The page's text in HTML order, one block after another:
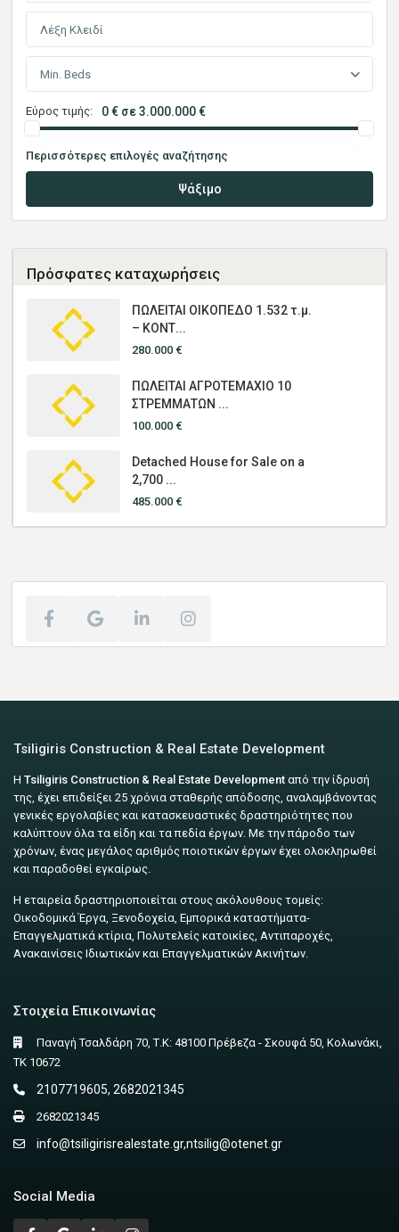
Min. Beds
Εύρος τιμής: 0 € σε 3.000.000 €
Περισσότερες επιλογές αναζήτησης
Ψάξιμο
Πρόσφατες καταχωρήσεις
ΠΩΛΕΙΤΑΙ ΟΙΚΟΠΕΔΟ 1.532 τ.μ.
– ΚΟΝΤ...
280.000 €
ΠΩΛΕΙΤΑΙ ΑΓΡΟΤΕΜΑΧΙΟ 10
ΣΤΡΕΜΜΑΤΩΝ ...
100.000 €
Detached House for Sale on a
2,700 ...
485.000 €
Tsiligiris Construction & Real Estate Development
ΗTsiligiris Construction & Real Estate Development από την ίδρυσή
της, έχει επιδείξει 25 χρόνια σταθερής απόδοσης, αναλαμβάνοντας
γενικές εργολαβίες και κατασκευαστικές δραστηριότητες που
καλύπτουν όλα τα είδη και τα πεδία έργων. Με την πάροδο των
χρόνων, ένας μεγάλος αριθμός ποιοτικών έργων έχει ολοκληρωθεί
και παραδοθεί εγκαίρως.
Η εταιρεία δραστηριοποιείται στους ακόλουθους τομείς:
Οικοδομικά Έργα, Ξενοδοχεία, Εμπορικά καταστήματα-
Επαγγελματικά κτίρια, Πολυτελείς κατοικίες, Αντιπαροχές,
Ανακαινίσεις Ιδιωτικών και Επαγγελματικών Ακινήτων.
Στοιχεία Επικοινωνίας
Παναγή Τσαλδάρη 70, Τ.Κ: 48100 Πρέβεζα - Σκουφά 50, Κολωνάκι,
ΤΚ 10672
2107719605, 2682021345
2682021345
info@tsiligirisrealestate.gr,ntsilig@otenet.gr
Social Media